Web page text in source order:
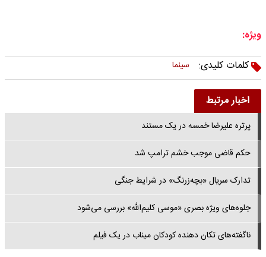
ویژه:
کلمات کلیدی:
سینما
اخبار مرتبط
پرتره علیرضا خمسه در یک مستند
حکم قاضی موجب خشم ترامپ شد
تدارک سریال «بچه‌زرنگ» در شرایط جنگی
جلوه‌های ویژه بصری «موسی کلیم‌الله» بررسی می‌شود
ناگفته‌های تکان دهنده کودکان میناب در یک فیلم